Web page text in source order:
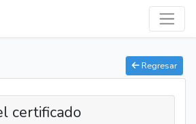
Regresar
certificado